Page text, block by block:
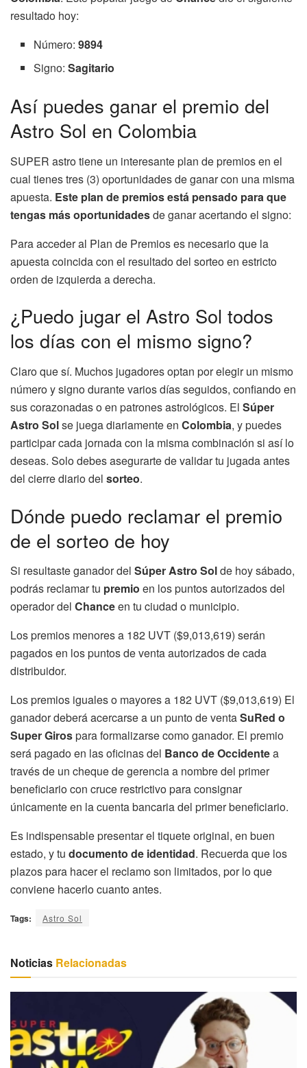
resultado hoy:
Número:9894
Signo:Sagitario
Así puedes ganar el premio del
Astro Sol en Colombia
SUPER astro tiene un interesante plan de premios en el
cual tienes tres (3) oportunidades de ganar con una misma
apuesta. Este plan de premios está pensado para que
tengas más oportunidadesde ganar acertando el signo:
Para acceder al Plan de Premios es necesario que la
apuesta coincida con el resultado del sorteo en estricto
orden de izquierda a derecha.
¿Puedo jugar el Astro Sol todos
los días con el mismo signo?
Claro que sí. Muchos jugadores optan por elegir un mismo
número y signo durante varios días seguidos, confiando en
sus corazonadas o en patrones astrológicos. El Súper
Astro Solse juega diariamente en Colombia, y puedes
participar cada jornada con la misma combinación si así lo
deseas. Solo debes asegurarte de validar tu jugada antes
del cierre diario del sorteo.
Dónde puedo reclamar el premio
de el sorteo de hoy
Si resultaste ganador del Súper Astro Solde hoy sábado,
podrás reclamar tu premio en los puntos autorizados del
operador del Chanceen tu ciudad o municipio.
Los premios menores a 182 UVT ($9,013,619) serán
pagados en los puntos de venta autorizados de cada
distribuidor.
Los premios iguales o mayores a 182 UVT ($9,013,619) El
ganador deberá acercarse a un punto de ventaSuRed o
Super Girospara formalizarse como ganador. El premio
será pagado en las oficinas del Banco de Occidentea
través de un cheque de gerencia a nombre del primer
beneficiario con cruce restrictivo para consignar
únicamente en la cuenta bancaria del primer beneficiario.
Es indispensable presentar el tiquete original, en buen
estado, y tu documento de identidad. Recuerda que los
plazos para hacer el reclamo son limitados, por lo que
conviene hacerlo cuanto antes.
Tags: Astro Sol
Noticias Relacionadas